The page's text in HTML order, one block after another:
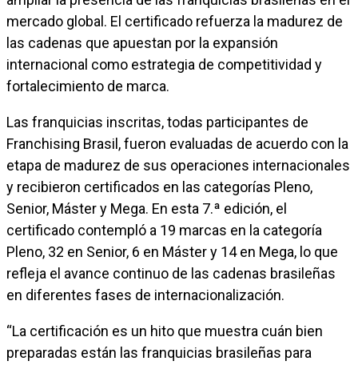
mercado global. El certificado refuerza la madurez de
las cadenas que apuestan por la expansión
internacional como estrategia de competitividad y
fortalecimiento de marca.
Las franquicias inscritas, todas participantes de
Franchising Brasil, fueron evaluadas de acuerdo con la
etapa de madurez de sus operaciones internacionales
y recibieron certificados en las categorías Pleno,
Senior, Máster y Mega. En esta 7.ª edición, el
certificado contempló a 19 marcas en la categoría
Pleno, 32 en Senior, 6 en Máster y 14 en Mega, lo que
refleja el avance continuo de las cadenas brasileñas
en diferentes fases de internacionalización.
“La certificación es un hito que muestra cuán bien
preparadas están las franquicias brasileñas para